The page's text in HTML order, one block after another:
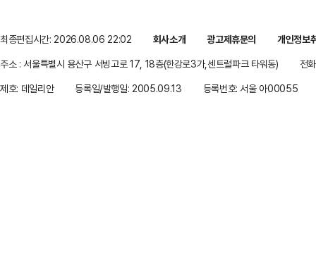
최종편집시간: 2026.08.06 22:02 회사소개 광고제휴문의
개인정보
주소 : 서울특별시 용산구 서빙고로 17, 18층(한강로3가,센트럴파크 타워동)
전
제호: 데일리안
등록일/발행일: 2005.09.13 등록번호: 서울 아00055